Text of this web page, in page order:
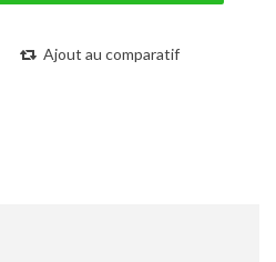
Ajout au comparatif